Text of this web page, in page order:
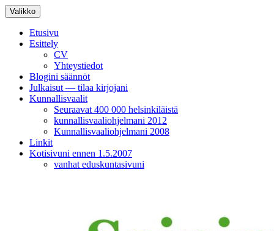
Siirry
sisältöön
Valikko
Etusivu
Esittely
CV
Yhteystiedot
Blogini säännöt
Julkaisut — tilaa kirjojani
Kunnallisvaalit
Seuraavat 400 000 helsinkiläistä
kunnallisvaaliohjelmani 2012
Kunnallisvaaliohjelmani 2008
Linkit
Kotisivuni ennen 1.5.2007
vanhat eduskuntasivuni